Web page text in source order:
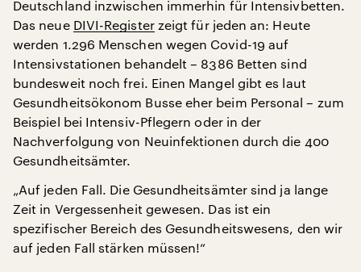
Deutschland inzwischen immerhin für Intensivbetten.
Das neue DIVI-Registerzeigt für jeden an: Heute
werden 1.296 Menschen wegen Covid-19 auf
Intensivstationen behandelt – 8386 Betten sind
bundesweit noch frei. Einen Mangel gibt es laut
Gesundheitsökonom Busse eher beim Personal – zum
Beispiel bei Intensiv-Pflegern oder in der
Nachverfolgung von Neuinfektionen durch die 400
Gesundheitsämter.
„Auf jeden Fall. Die Gesundheitsämter sind ja lange
Zeit in Vergessenheit gewesen. Das ist ein
spezifischer Bereich des Gesundheitswesens, den wir
auf jeden Fall stärken müssen!“